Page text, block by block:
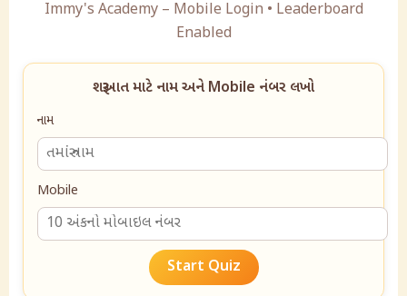
Immy's Academy – Mobile Login • Leaderboard
Enabled
શરૂઆત માટે નામ અને Mobile નંબર લખો
નામ
Mobile
Start Quiz